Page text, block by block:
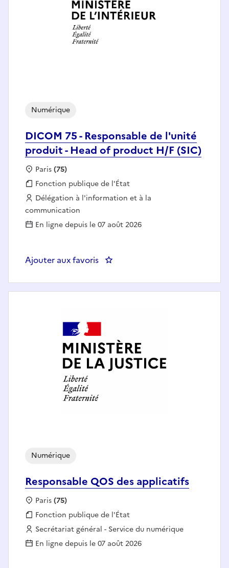
DICOM 75 - Responsable de l'unité
produit - Head of product H/F (SIC)
Numérique
Localisation :
Paris(75)
Fonction publique :
Fonction publique de l'État
Employeur :
Délégation à l'information et à la
communication
En ligne depuis le 07 août 2026
Ajouter aux favoris
Responsable QOS des applicatifs
Numérique
Localisation :
Paris(75)
Fonction publique :
Fonction publique de l'État
Employeur :
Secrétariat général - Service du numérique
En ligne depuis le 07 août 2026